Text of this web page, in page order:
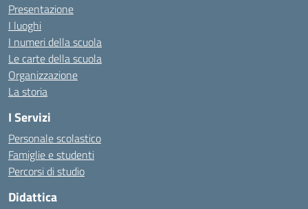
Presentazione
I luoghi
I numeri della scuola
Le carte della scuola
Organizzazione
La storia
I Servizi
Personale scolastico
Famiglie e studenti
Percorsi di studio
Didattica